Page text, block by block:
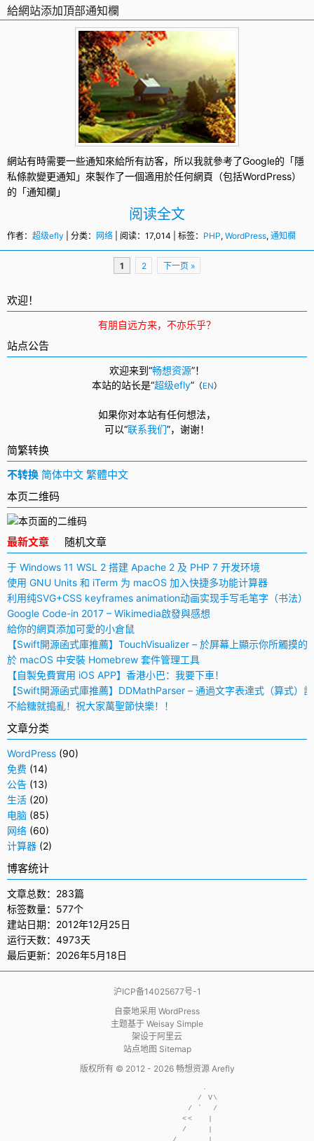
給網站添加頂部通知欄
網站有時需要一些通知來給所有訪客，所以我就參考了Google的「隱
私條款變更通知」來製作了一個適用於任何網頁（包括WordPress）
的「通知欄 」
阅读全文
作者： 超级efly | 分类： 网络 | 阅读：17,014 | 标签： PHP, WordPress, 通知欄
导
航
1 2 下一页 »
欢迎！
有朋自远方来，不亦乐乎？
站点公告
欢迎来到“畅想资源”！
本站的站长是“超级efly” （EN）
如果你对本站有任何想法，
可以“联系我们”， 谢谢！
简繁转换
不转换 简体中文 繁體中文
本页二维码
最新文章 随机文章
于 Windows 11 WSL 2 搭建 Apache 2 及 PHP 7 开发环境
使用 GNU Units 和 iTerm 为 macOS 加入快捷多功能计算器
利用纯SVG+CSS keyframes animation动画实现手写毛笔字（书法）
Google Code-in 2017 – Wikimedia啟發與感想
給你的網頁添加可愛的小倉鼠
【Swift開源函式庫推薦】TouchVisualizer – 於屏幕上顯示你所觸摸的
於 macOS 中安裝 Homebrew 套件管理工具
【自製免費實用 iOS APP】香港小巴：我要下車！
【Swift開源函式庫推薦】DDMathParser – 通過文字表達式（算式）
不給糖就搗亂！祝大家萬聖節快樂！！
文章分类
WordPress (90)
免费 (14)
公告 (13)
生活 (20)
电脑 (85)
网络 (60)
计算器 (2)
博客统计
文章总数：283篇
标签数量：577个
建站日期：2012年12月25日
运行天数：4973天
最后更新：2026年5月18日
沪ICP备14025677号-1
自豪地采用 WordPress
主题基于 Weisay Simple
架设于阿里云
站点地图 Sitemap
版权所有 © 2012 - 2026 畅想资源 Arefly
                     .
                    / V\
                  / `  /
                 <<   |
                 /    |